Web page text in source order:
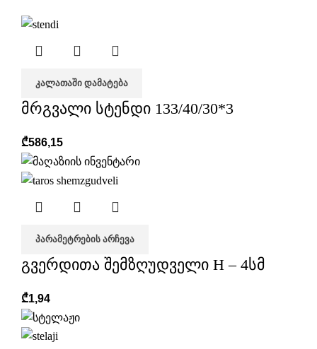
ᲙᲐᲚᲐᲗᲐᲨᲘ ᲓᲐᲛᲐᲢᲔᲑᲐ
მრგვალი სტენდი 133/40/30*3
₾586,15
ᲞᲐᲠᲐᲛᲔᲢᲠᲔᲑᲘᲡ ᲐᲠᲩᲔᲕᲐ
გვერდითა შემზღუდველი H – 4სმ
₾1,94